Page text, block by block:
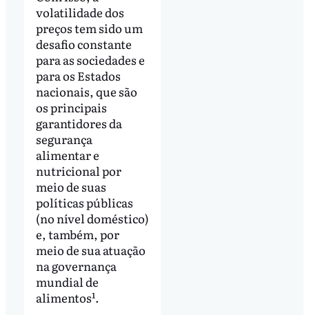
volatilidade dos
preços tem sido um
desafio constante
para as sociedades e
para os Estados
nacionais, que são
os principais
garantidores da
segurança
alimentar e
nutricional por
meio de suas
políticas públicas
(no nível doméstico)
e, também, por
meio de sua atuação
na governança
mundial de
alimentos¹.